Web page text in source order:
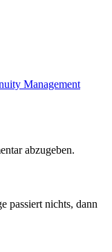
Management
abzugeben.
passiert nichts, dann